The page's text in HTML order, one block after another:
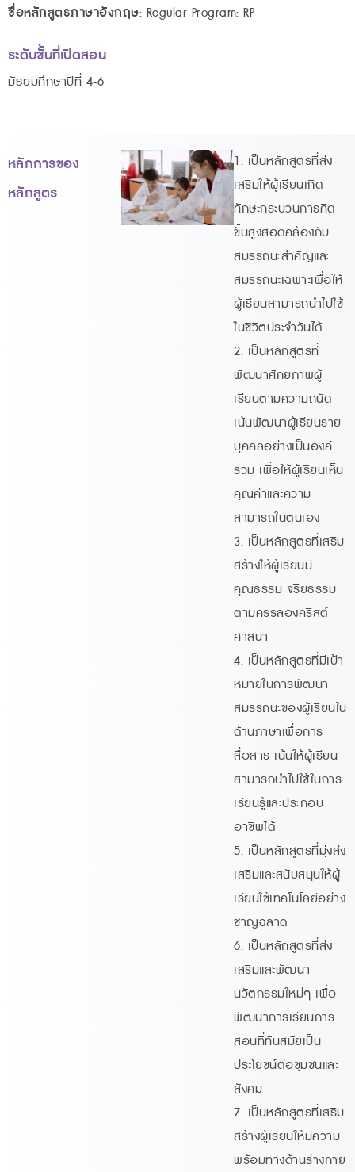
ชื่อหลักสูตรภาษาอังกฤษ: Regular Program: RP
ระดับชั้นที่เปิดสอน
มัธยมศึกษาปีที่ 4-6
หลักการของ
หลักสูตร
1. เป็นหลักสูตรที่ส่ง
เสริมให้ผู้เรียนเกิด
ทักษะกระบวนการคิด
ขั้นสูงสอดคล้องกับ
สมรรถนะสำคัญและ
สมรรถนะเฉพาะเพื่อให้
ผู้เรียนสามารถนำไปใช้
ในชีวิตประจำวันได้
2. เป็นหลักสูตรที่
พัฒนาศักยภาพผู้
เรียนตามความถนัด
เน้นพัฒนาผู้เรียนราย
บุคคลอย่างเป็นองค์
รวม เพื่อให้ผู้เรียนเห็น
คุณค่าและความ
สามารถในตนเอง
3. เป็นหลักสูตรที่เสริม
สร้างให้ผู้เรียนมี
คุณธรรม จริยธรรม
ตามครรลองคริสต์
ศาสนา
4. เป็นหลักสูตรที่มีเป้า
หมายในการพัฒนา
สมรรถนะของผู้เรียนใน
ด้านภาษาเพื่อการ
สื่อสาร เน้นให้ผู้เรียน
สามารถนำไปใช้ในการ
เรียนรู้และประกอบ
อาชีพได้
5. เป็นหลักสูตรที่มุ่งส่ง
เสริมและสนับสนุนให้ผู้
เรียนใช้เทคโนโลยีอย่าง
ชาญฉลาด
6. เป็นหลักสูตรที่ส่ง
เสริมและพัฒนา
นวัตกรรมใหม่ๆ เพื่อ
พัฒนาการเรียนการ
สอนที่ทันสมัยเป็น
ประโยชน์ต่อชุมชนและ
สังคม
7. เป็นหลักสูตรที่เสริม
สร้างผู้เรียนให้มีความ
พร้อมทางด้านร่างกาย